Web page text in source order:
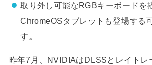
取り外し可能なRGBキーボードを
ChromeOSタブレットも登場する
す。
昨年7月、NVIDIAはDLSSとレイトレ